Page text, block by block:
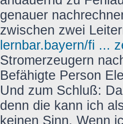
genauer
zwischen zwei
lernbar.bayern/fi ...
Stromerzeugern
Befähigte Person
Und zum Schluß:
denn die kann ich
keinen Sinn. Wenn